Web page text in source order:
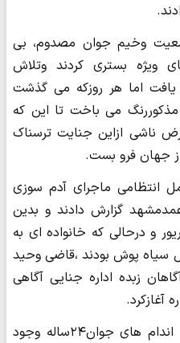
وخیم جوان مصدوم، بی
ویژه بستری کردند وتلاش
یافت اما هر روزکه می گذشت
می باخت تا این که
ناشی ازاین جنایت ترسناک
جهان فرو بست.
انتظامی ماجرای آدم سوزی
گزارش دادند و بدین
و درحالی که خانواده ای به
پوش بودند ،قاضی وحید
زبده اداره جنایی آگاهی
آغازکرد.
آثارسوختگی دلخراشی روی همه اندام های جوان۲۴ساله وجود